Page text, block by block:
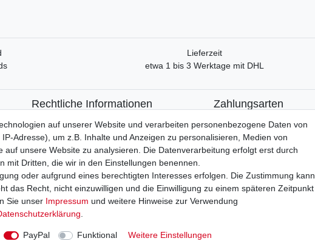
Lieferzeit
etwa 1 bis 3 Werktage mit DHL
Rechtliche Informationen
Widerrufsrecht
Widerrufsformular
Datenschutzerklärung
AGB
Impressum
Vertrag widerrufen Kontakt
Zahlungsarten
Paypal
Kreditkarte
Lastschrift
Google Pay
Vorkasse
auf unserer Website und verarbeiten personenbezogene Daten von
Adresse), um z.B. Inhalte und Anzeigen zu personalisieren, Medien von
auf unsere Website zu analysieren. Die Datenverarbeitung erfolgt erst durch
mit Dritten, die wir in den Einstellungen benennen.
oder aufgrund eines berechtigten Interesses erfolgen. Die Zustimmung kann
das Recht, nicht einzuwilligen und die Einwilligung zu einem späteren Zeitpunkt
Sie unser Impressum und weitere Hinweise zur Verwendung
PayPal Funktional Weitere Einstellungen